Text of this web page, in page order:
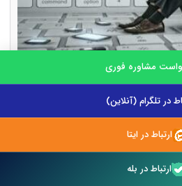
فضای مجازی چیست؟
های اجتماعی باعث شده است که
مشاوره فوری
در تلگرام (آنلاین)
ارتباط در ایتا
ارتباط در بله